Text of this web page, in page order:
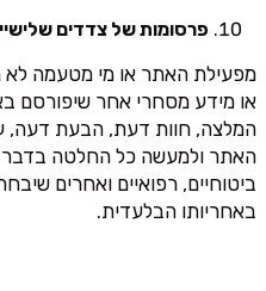
פרסומות של צדדים
מפעילת האתר או מי מטעמה לא
או מידע מסחרי אחר שיפורסם
המלצה, חוות דעת, הבעת דעה,
האתר ולמעשה כל החלטה בדבר
ביטוחיים, רפואיים ואחרים
באחריותו הבלעדית.